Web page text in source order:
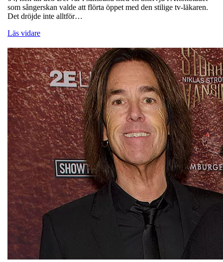
som sångerskan valde att flörta öppet med den stilige tv-läkaren.
Det dröjde inte alltför…
Läs vidare